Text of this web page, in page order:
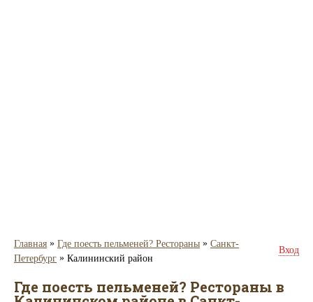
Главная » Где поесть пельменей? Рестораны » Санкт-
Петербург » Калининский район
Вход
Где поесть пельменей? Рестораны в